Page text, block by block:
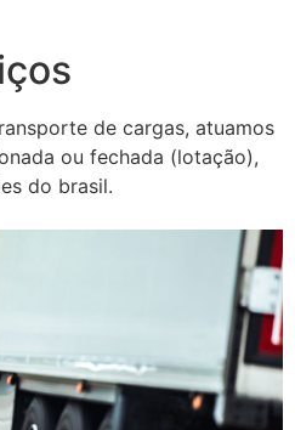
de cargas, atuamos
ou fechada (lotação),
do brasil.